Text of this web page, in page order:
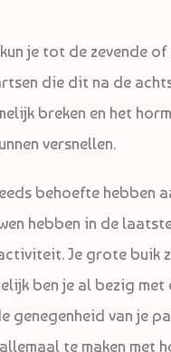
je tot de zevende of
die dit na de
breken en het
versnellen.
behoefte hebben
hebben in de
Je grote buik
ben je al bezig
genegenheid van je
te maken met